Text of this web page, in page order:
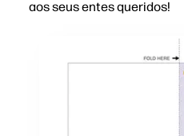
aos seus entes queridos!